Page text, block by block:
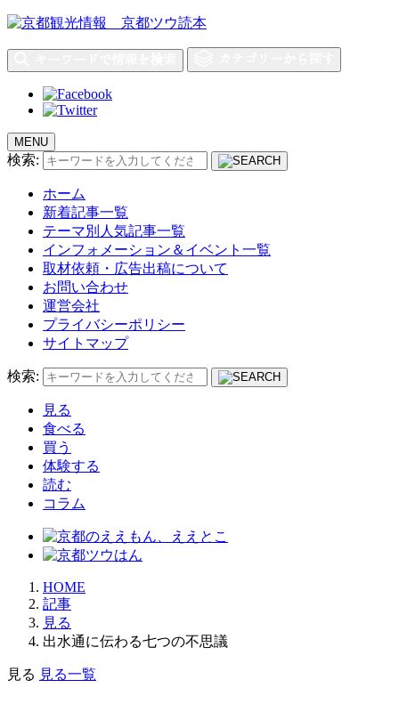
MENU
検索:
ホーム
新着記事一覧
テーマ別人気記事一覧
インフォメーション＆イベント一覧
取材依頼・広告出稿について
お問い合わせ
運営会社
プライバシーポリシー
サイトマップ
検索:
見る
食べる
買う
体験する
読む
コラム
HOME
記事
見る
出水通に伝わる七つの不思議
見る 見る一覧